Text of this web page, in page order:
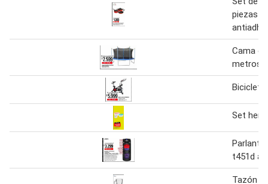
piezas
Cama
metros
Bicicleta
Set
t451d
Tazón